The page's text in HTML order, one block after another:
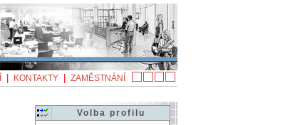
KONTAKTY ZAMĚSTNÁNÍ
Volba profilu